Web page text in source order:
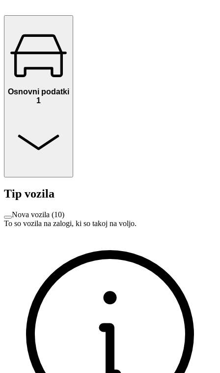
Osnovni podatki
1
Tip vozila
Nova vozila (10)
To so vozila na zalogi, ki so takoj na voljo.